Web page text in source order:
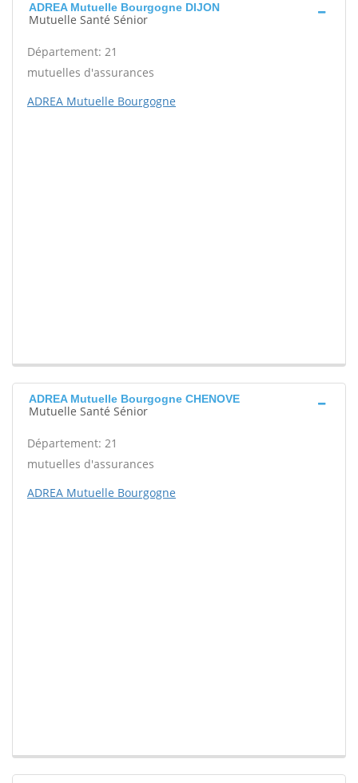
ADREA Mutuelle Bourgogne DIJON
Mutuelle Santé Sénior
Département: 21
mutuelles d'assurances
ADREA Mutuelle Bourgogne
ADREA Mutuelle Bourgogne CHENOVE
Mutuelle Santé Sénior
Département: 21
mutuelles d'assurances
ADREA Mutuelle Bourgogne